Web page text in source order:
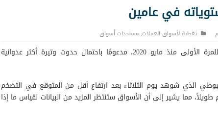
في عامين
تغطية لأسواق العملات,مستجدات أسواق
اخترق مؤشر الدولار مستوى 100.5 للمرة الأولى منذ مايو 2020، مدعومًا باحتمال حدوث وتيرة أكثر عدوانية
الذي شوهد يوم الثلاثاء بعد ارتفاع أقل من المتوقع في التضخم
مما يشير إلى أن الأسواق ستنتظر المزيد من البيانات لقياس ما إذا